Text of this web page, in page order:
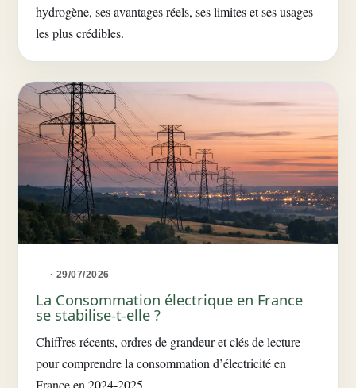
hydrogène, ses avantages réels, ses limites et ses usages
les plus crédibles.
· 29/07/2026
La Consommation électrique en France
se stabilise-t-elle ?
Chiffres récents, ordres de grandeur et clés de lecture
pour comprendre la consommation d’électricité en
France en 2024-2025.